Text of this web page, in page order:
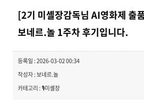
[2기 미셸장감독님 AI영화제 출
보네르.놀 1주차 후기입니다.
등록일 : 2026-03-02 00:34
작성자 : 보네르.놀
카테고리 : 🎙️미셸장